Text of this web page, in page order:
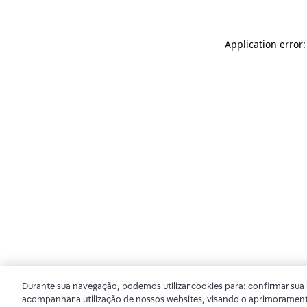
Application
Durante sua navegação, podemos utilizar cookies para: confirmar
acompanhar a utilização de nossos websites, visando o